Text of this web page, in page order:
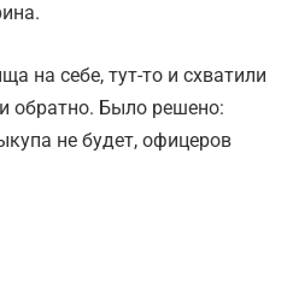
на себе, тут-то и схватили
обратно. Было решено:
не будет, офицеров